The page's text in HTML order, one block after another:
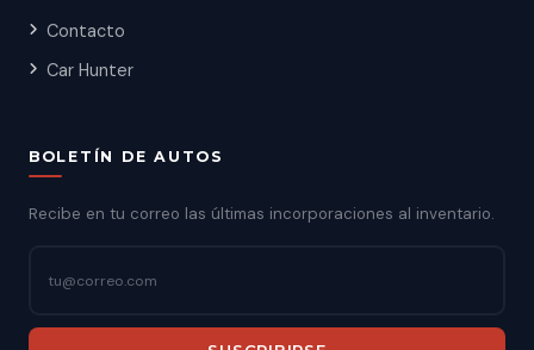
Contacto
Car Hunter
BOLETÍN DE AUTOS
Recibe en tu correo las últimas incorporaciones al inventario.